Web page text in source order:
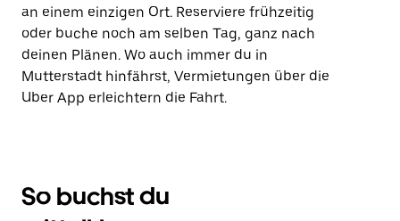
an einem einzigen Ort. Reserviere frühzeitig
oder buche noch am selben Tag, ganz nach
deinen Plänen. Wo auch immer du in
Mutterstadt hinfährst, Vermietungen über die
Uber App erleichtern die Fahrt.
So buchst du